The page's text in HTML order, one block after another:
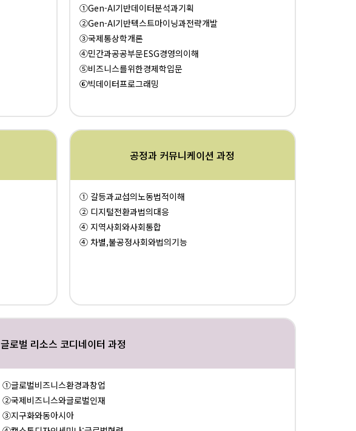
①Gen-AI기반데이터분석과기획
②Gen-AI기반텍스트마이닝과전략개발
③국제통상학개론
④민간과공공부문ESG경영의이해
⑤비즈니스를위한경제학입문
⑥빅데이터프로그래밍
공정과 커뮤니케이션 과정
① 갈등과교섭의노동법적이해
② 디지털전환과법의대응
④ 지역사회와사회통합
④ 차별,불공정사회와법의기능
글로벌 리소스 코디네이터 과정
①글로벌비즈니스환경과창업
②국제비즈니스와글로벌인재
③지구화와동아시아